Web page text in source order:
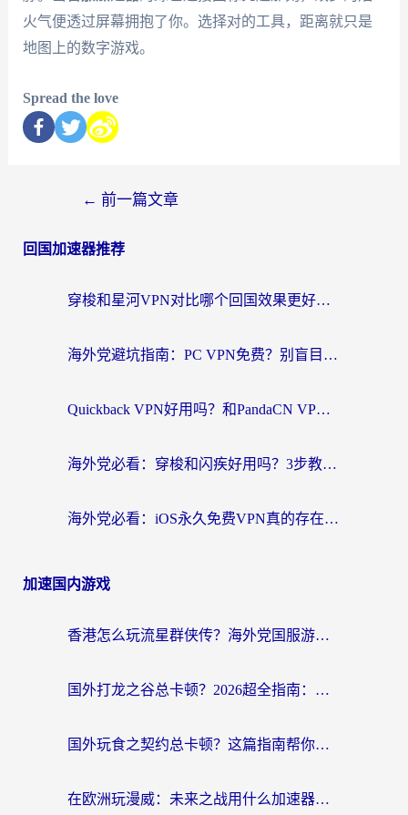
火气便透过屏幕拥抱了你。选择对的工具，距离就只是
地图上的数字游戏。
Spread the love
← 前一篇文章
回国加速器推荐
穿梭和星河VPN对比哪个回国效果更好？海外党亲测5款加速器的无缝访问指南
海外党避坑指南：PC VPN免费？别盲目！教你选对回国加速器无缝刷国内资源
Quickback VPN好用吗？和PandaCN VPN对比哪个回国效果更好？海外党必看的真实体验指南
海外党必看：穿梭和闪疾好用吗？3步教你选对回国加速器，无缝刷剧玩Steam
海外党必看：iOS永久免费VPN真的存在吗？教你选对回国加速器无缝刷国内资源
加速国内游戏
香港怎么玩流星群侠传？海外党国服游戏不卡顿的终极解决方案
国外打龙之谷总卡顿？2026超全指南：选对加速器，龙之谷星战前夜激战2都能丝滑畅玩
国外玩食之契约总卡顿？这篇指南帮你选对加速器（附瑞士地鼠传奇、菲律宾纳萨力克之王方案）
在欧洲玩漫威：未来之战用什么加速器最好用？老玩家亲测避坑指南